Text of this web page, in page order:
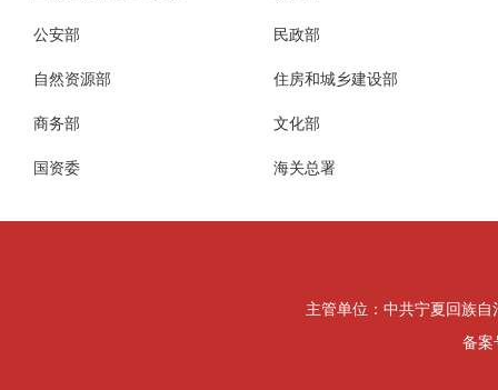
公安部 民政部
自然资源部 住房和城乡建设部
商务部 文化部
国资委 海关总署
主管单位：中共宁夏回族自
备案